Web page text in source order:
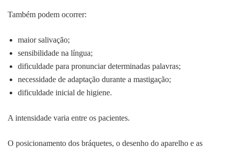
Também podem ocorrer:
maior salivação;
sensibilidade na língua;
dificuldade para pronunciar determinadas palavras;
necessidade de adaptação durante a mastigação;
dificuldade inicial de higiene.
A intensidade varia entre os pacientes.
O posicionamento dos bráquetes, o desenho do aparelho e as